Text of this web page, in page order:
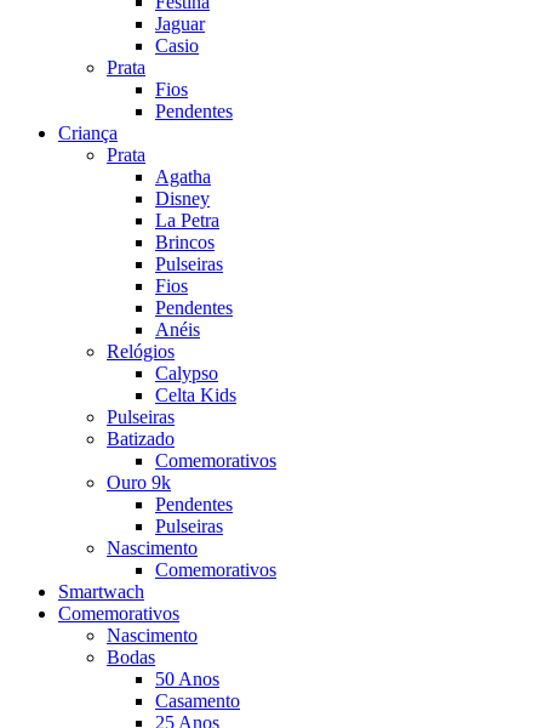
Jaguar
Casio
Prata
Fios
Pendentes
Criança
Prata
Agatha
Disney
La Petra
Brincos
Pulseiras
Fios
Pendentes
Anéis
Relógios
Calypso
Celta Kids
Pulseiras
Batizado
Comemorativos
Ouro 9k
Pendentes
Pulseiras
Nascimento
Comemorativos
Smartwach
Comemorativos
Nascimento
Bodas
50 Anos
Casamento
25 Anos